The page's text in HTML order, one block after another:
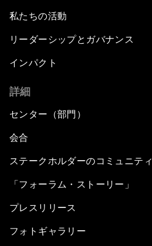
私たちの活動
リーダーシップとガバナンス
インパクト
詳細
センター（部門）
会合
ステークホルダーのコミュニティ
「フォーラム・ストーリー」
プレスリリース
フォトギャラリー